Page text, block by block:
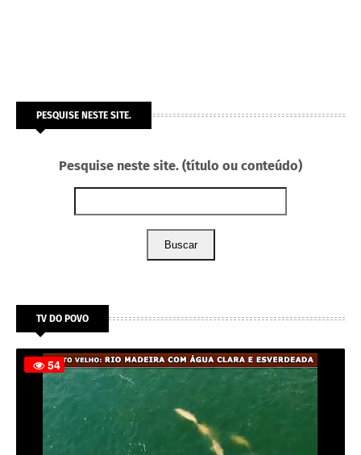
PESQUISE NESTE SITE.
Pesquise neste site. (título ou conteúdo)
Buscar
TV DO POVO